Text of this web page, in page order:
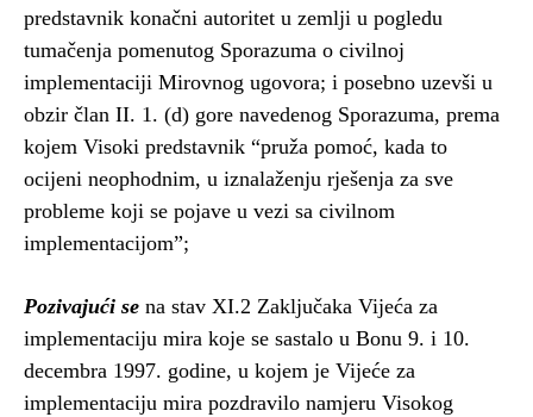
predstavnik konačni autoritet u zemlji u pogledu
tumačenja pomenutog Sporazuma o civilnoj
implementaciji Mirovnog ugovora; i posebno uzevši u
obzir član II. 1. (d) gore navedenog Sporazuma, prema
kojem Visoki predstavnik “pruža pomoć, kada to
ocijeni neophodnim, u iznalaženju rješenja za sve
probleme koji se pojave u vezi sa civilnom
implementacijom”;
Pozivajući se na stav XI.2 Zaključaka Vijeća za
implementaciju mira koje se sastalo u Bonu 9. i 10.
decembra 1997. godine, u kojem je Vijeće za
implementaciju mira pozdravilo namjeru Visokog